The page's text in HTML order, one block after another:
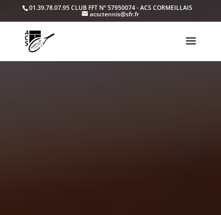
01.39.78.07.95CLUB FFT N° 57950074 - ACS CORMEILLAIS
acsctennis@sfr.fr